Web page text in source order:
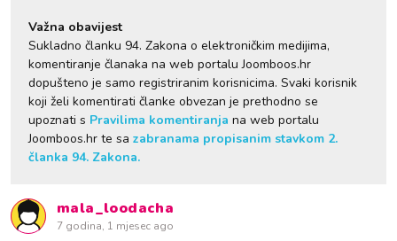
Važna obavijest
Sukladno članku 94. Zakona o elektroničkim medijima,
komentiranje članaka na web portalu Joomboos.hr
dopušteno je samo registriranim korisnicima. Svaki korisnik
koji želi komentirati članke obvezan je prethodno se
upoznati s Pravilima komentiranja na web portalu
Joomboos.hr te sa zabranama propisanim stavkom 2.
članka 94. Zakona.
mala_loodacha
7 godina, 1 mjesec ago